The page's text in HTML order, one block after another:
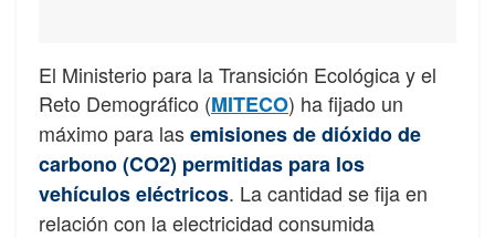
El Ministerio para la Transición Ecológica y el
Reto Demográfico (MITECO) ha fijado un
máximo para lasemisiones de dióxido de
carbono (CO2) permitidas para los
vehículos eléctricos. La cantidad se fija en
relación con la electricidad consumida